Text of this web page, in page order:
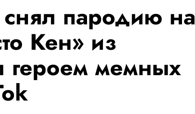
пародию на
Кен» из
героем мемных